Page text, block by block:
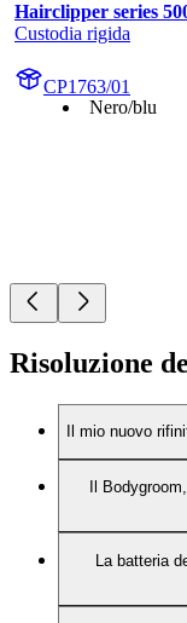
Hairclipper series
Custodia rigida
CP1763/01
Nero/blu
Risoluzione
Il mio nuovo
Il
La batteria